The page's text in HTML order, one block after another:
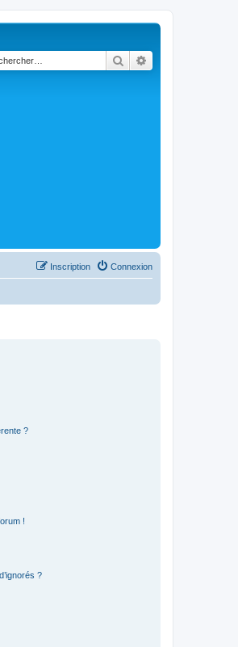
Rechercher
Connexion
Inscription
?
!
?